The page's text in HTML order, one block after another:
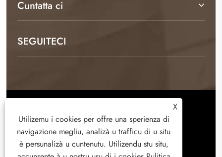
Cuntatta ci
SEGUITECI
Copyright © 2026 Weifang Kamulang Home
Technology Co., Ltd. Tutti i diritti riservati.
X
Utilizemu i cookies per offre una sperienza di
navigazione megliu, analizà u trafficu di u situ
è ​​persunalizà u cuntenutu. Utilizendu stu situ,